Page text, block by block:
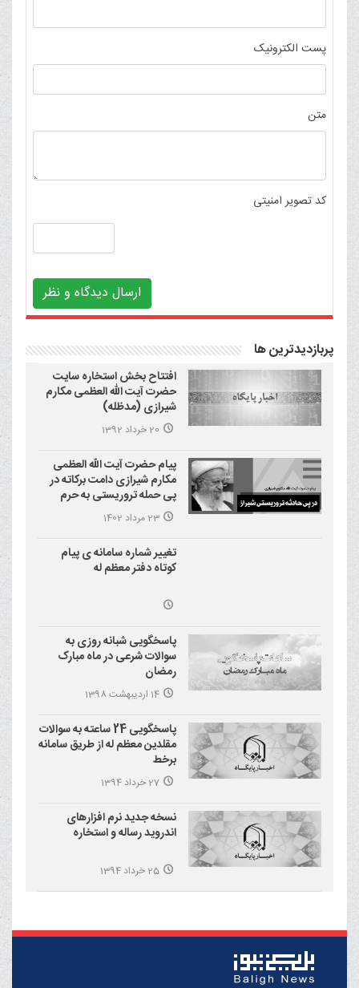
پست الکترونیک
متن
کد تصویر امنیتی
ارسال دیدگاه و نظر
پربازدیدترین ها
افتتاح بخش استخاره سایت
حضرت آیت الله العظمی مکارم
شیرازی (مدظله)
20 خرداد 1392
پیام حضرت آیت الله العظمی
مکارم شیرازی دامت برکاته در
پی حمله تروریستی به حرم
احمد بن موسی علیه السلام
(شاهچراغ)
23 مرداد 1402
تغییر شماره سامانه ی پیام
کوتاه دفتر معظم له
پاسخگویی شبانه روزی به
سوالات شرعی در ماه مبارک
رمضان
14 اردیبهشت 1398
پاسخگویی 24 ساعته به سوالات
مقلدین معظم له از طریق سامانه
برخط
27 خرداد 1394
نسخه جدید نرم افزارهای
اندروید رساله و استخاره
25 خرداد 1394